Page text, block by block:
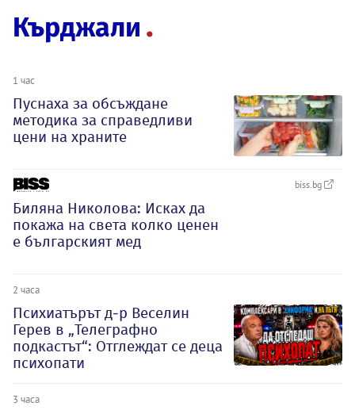
Кърджали
1 час
Пуснаха за обсъждане
методика за справедливи
цени на храните
biss.bg
Биляна Николова: Исках да
покажа на света колко ценен
е българският мед
2 часа
Психиатърът д-р Веселин
Герев в „Телеграфно
подкастът“: Отглеждат се деца
психопати
3 часа